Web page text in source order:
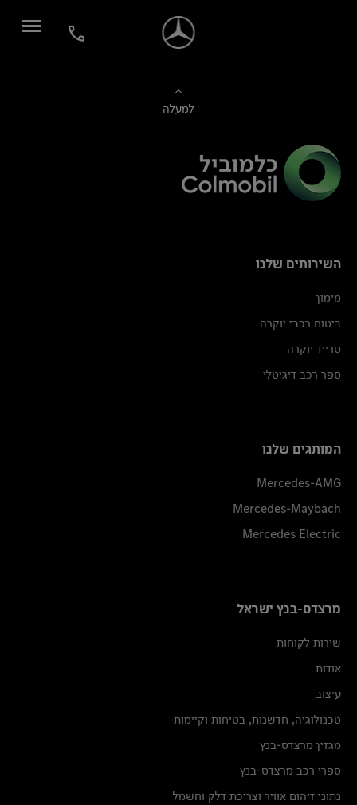
למעלה
השירותים שלנו
מימון
ביטוח רכבי יוקרה
טרייד יוקרה
ספר רכב דיגיטלי
המותגים שלנו
Mercedes-AMG
Mercedes-Maybach
Mercedes Electric
מרצדס-בנץ ישראל
שירות לקוחות
אודות
עיצוב
טכנולוגיה, חדשנות, בטיחות וקיימות
מגזין מרצדס-בנץ
ספרי רכב מרצדס-בנץ
נתוני זיהום אוויר וצריכת דלק וחשמל